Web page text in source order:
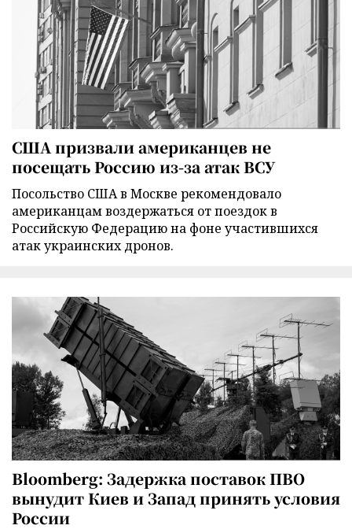
США призвали американцев не
посещать Россию из-за атак ВСУ
Посольство США в Москве рекомендовало
американцам воздержаться от поездок в
Российскую Федерацию на фоне участившихся
атак украинских дронов.
Bloomberg: Задержка поставок ПВО
вынудит Киев и Запад принять условия
России